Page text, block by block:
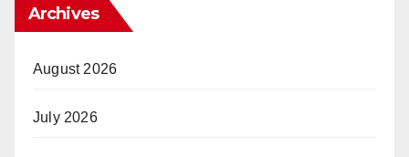
Archives
August 2026
July 2026